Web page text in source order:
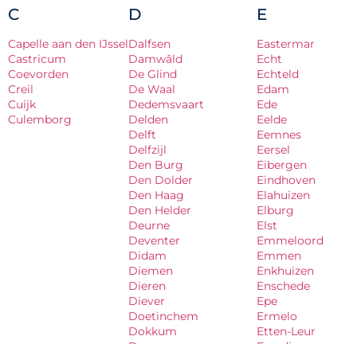
C
Capelle aan den IJssel
Castricum
Coevorden
Creil
Cuijk
Culemborg
D
Dalfsen
Damwâld
De Glind
De Waal
Dedemsvaart
Delden
Delft
Delfzijl
Den Burg
Den Dolder
Den Haag
Den Helder
Deurne
Deventer
Didam
Diemen
Dieren
Diever
Doetinchem
Dokkum
E
Eastermar
Echt
Echteld
Edam
Ede
Eelde
Eemnes
Eersel
Eibergen
Eindhoven
Elahuizen
Elburg
Elst
Emmeloord
Emmen
Enkhuizen
Enschede
Epe
Ermelo
Etten-Leur